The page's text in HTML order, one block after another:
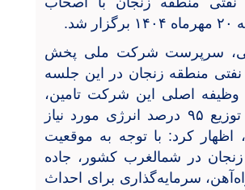
سرپرست شرکت ملی پخش
نفتی منطقه زنجان در این جلسه
وظیفه اصلی این شرکت تامین،
نگهداشت و توزیع ۹۵ درصد انرژی مورد نیاز
اظهار کرد: با توجه به موقعیت
زنجان در شمالغرب کشور، جاده
سرمایه‌گذاری برای احداث